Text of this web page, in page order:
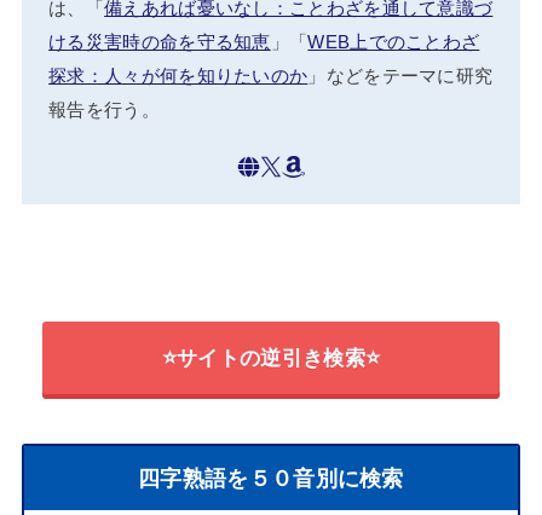
は、「備えあれば憂いなし：ことわざを通して意識づ
ける災害時の命を守る知恵 」「WEB上でのことわざ
探求：人々が何を知りたいのか 」などをテーマに研究
報告を行う。
⭐サイトの逆引き検索⭐
四字熟語を５０音別に検索